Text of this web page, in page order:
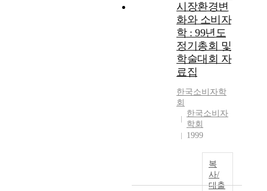
시장환경변
화와 소비자
학 : 99년도
정기총회 및
학술대회 자
료집
한국소비자학
회
한국소비자
학회
1999
복
사/
대출